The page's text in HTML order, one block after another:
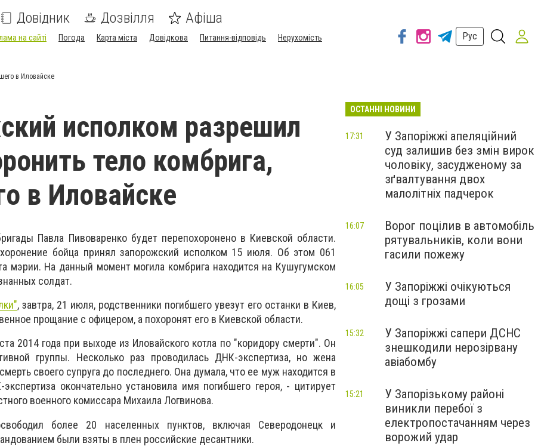
Довідник Дозвілля Афіша
на сайті Погода Карта міста Довідкова Питання-відповідь
Нерухомість
Рус
в Иловайске
исполком разрешил
тело комбрига,
в Иловайске
Павла Пивоваренко будет перепохоронено в Киевской области.
бойца принял запорожский исполком 15 июля. Об этом 061
мэрии. На данный момент могила комбрига находится на Кушугумском
солдат.
, завтра, 21 июля, родственники погибшего увезут его останки в Киев,
прощание с офицером, а похоронят его в Киевской области.
2014 года при выходе из Иловайского котла по "коридору смерти". Он
группы. Несколько раз проводилась ДНК-экспертиза, но жена
своего супруга до последнего. Она думала, что ее муж находится в
окончательно установила имя погибшего героя, - цитирует
военного комиссара Михаила Логвинова.
более 20 населенных пунктов, включая Северодонецк и
были взяты в плен российские десантники.
ОСТАННІ НОВИНИ
У Запоріжжі апеляційний
суд залишив без змін вирок
чоловіку, засудженому за
зґвалтування двох
малолітніх падчерок
17:31
Ворог поцілив в автомобіль
рятувальників, коли вони
гасили пожежу
16:07
У Запоріжжі очікуються
дощі з грозами
16:05
У Запоріжжі сапери ДСНС
знешкодили нерозірвану
авіабомбу
15:32
У Запорізькому районі
виникли перебої з
електропостачанням через
ворожий удар
15:21